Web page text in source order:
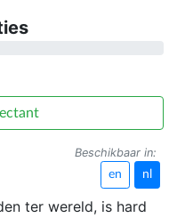
Beschikbaar in:
en nl
ter wereld, is hard